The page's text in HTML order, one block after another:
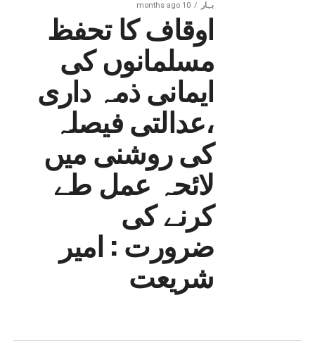
بہار 10 months ago
اوقاف کا تحفظ
مسلمانوں کی
ایمانی ذمہ داری
،عدالتی فیصلہ
کی روشنی میں
لائحہ عمل طے
کرنے کی
ضرورت : امیر
شریعت